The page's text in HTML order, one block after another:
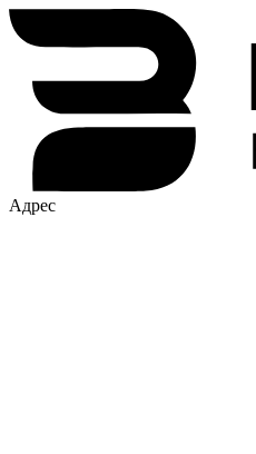
Адрес